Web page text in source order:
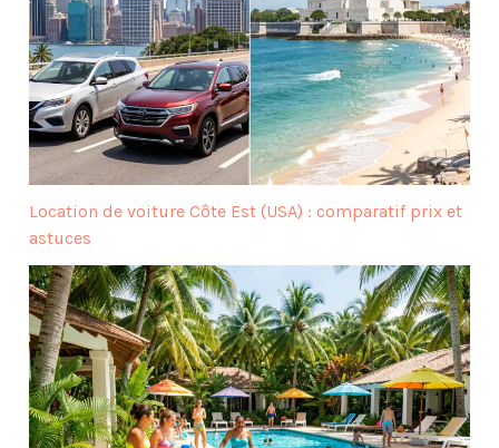
Location de voiture Côte Est (USA) : comparatif prix et
astuces